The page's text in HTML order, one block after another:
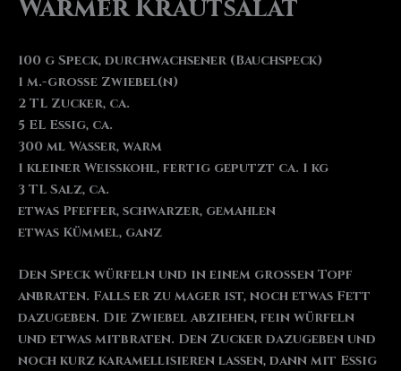
Warmer Krautsalat
100 g Speck, durchwachsener (Bauchspeck)
1 m.-große Zwiebel(n)
2 TL Zucker, ca.
5 EL Essig, ca.
300 ml Wasser, warm
1 kleiner Weißkohl, fertig geputzt ca. 1 kg
3 TL Salz, ca.
etwas Pfeffer, schwarzer, gemahlen
etwas Kümmel, ganz
Den Speck würfeln und in einem großen Topf
anbraten. Falls er zu mager ist, noch etwas Fett
dazugeben. Die Zwiebel abziehen, fein würfeln
und etwas mitbraten. Den Zucker dazugeben und
noch kurz karamellisieren lassen, dann mit Essig